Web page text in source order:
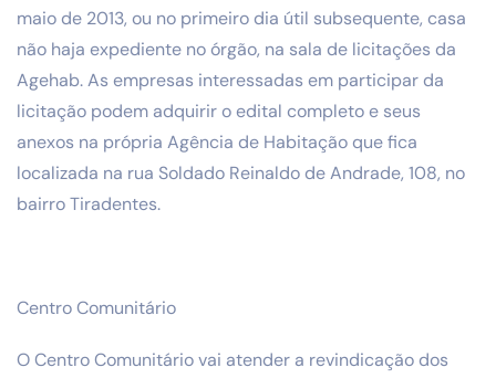
maio de 2013, ou no primeiro dia útil subsequente, casa
não haja expediente no órgão, na sala de licitações da
Agehab. As empresas interessadas em participar da
licitação podem adquirir o edital completo e seus
anexos na própria Agência de Habitação que fica
localizada na rua Soldado Reinaldo de Andrade, 108, no
bairro Tiradentes.
Centro Comunitário
O Centro Comunitário vai atender a revindicação dos